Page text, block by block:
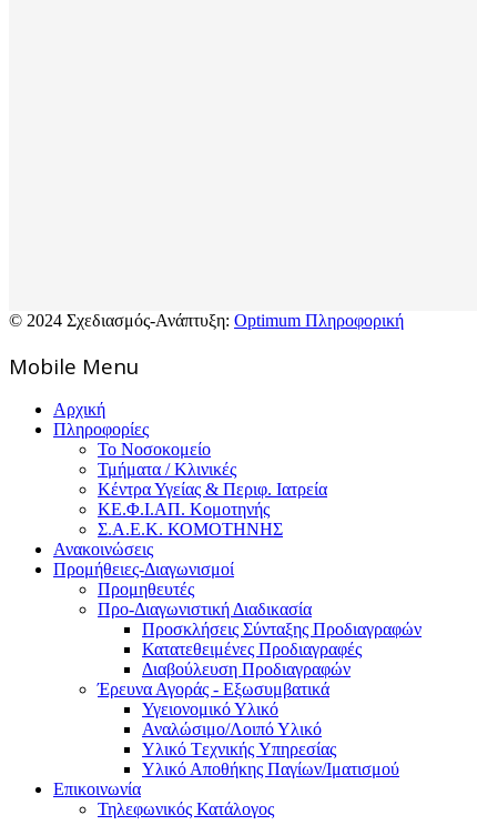
© 2024 Σχεδιασμός-Ανάπτυξη: Optimum Πληροφορική
Mοbile Menu
Αρχική
Πληροφορίες
Το Νοσοκομείο
Τμήματα / Κλινικές
Κέντρα Υγείας & Περιφ. Ιατρεία
ΚΕ.Φ.Ι.ΑΠ. Κομοτηνής
Σ.Α.Ε.Κ. ΚΟΜΟΤΗΝΗΣ
Ανακοινώσεις
Προμήθειες-Διαγωνισμοί
Προμηθευτές
Προ-Διαγωνιστική Διαδικασία
Προσκλήσεις Σύνταξης Προδιαγραφών
Κατατεθειμένες Προδιαγραφές
Διαβούλευση Προδιαγραφών
Έρευνα Αγοράς - Εξωσυμβατικά
Υγειονομικό Υλικό
Αναλώσιμο/Λοιπό Υλικό
Υλικό Tεχνικής Yπηρεσίας
Υλικό Αποθήκης Παγίων/Ιματισμού
Επικοινωνία
Τηλεφωνικός Κατάλογος